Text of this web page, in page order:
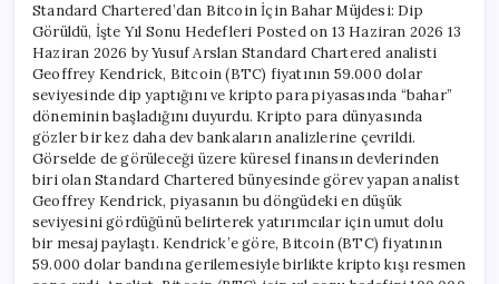
Müjdesi:
Dip
Görüldü,
İşte
Yıl
Hedefleri
için
Standard Chartered’dan Bitcoin İçin Bahar Müjdesi: Dip
Görüldü, İşte Yıl Sonu Hedefleri Posted on 13 Haziran 2026 13
Haziran 2026 by Yusuf Arslan Standard Chartered analisti
Geoffrey Kendrick, Bitcoin (BTC) fiyatının 59.000 dolar
seviyesinde dip yaptığını ve kripto para piyasasında “bahar”
döneminin başladığını duyurdu. Kripto para dünyasında
gözler bir kez daha dev bankaların analizlerine çevrildi.
Görselde de görüleceği üzere küresel finansın devlerinden
biri olan Standard Chartered bünyesinde görev yapan analist
Geoffrey Kendrick, piyasanın bu döngüdeki en düşük
seviyesini gördüğünü belirterek yatırımcılar için umut dolu
bir mesaj paylaştı. Kendrick’e göre, Bitcoin (BTC) fiyatının
59.000 dolar bandına gerilemesiyle birlikte kripto kışı resmen